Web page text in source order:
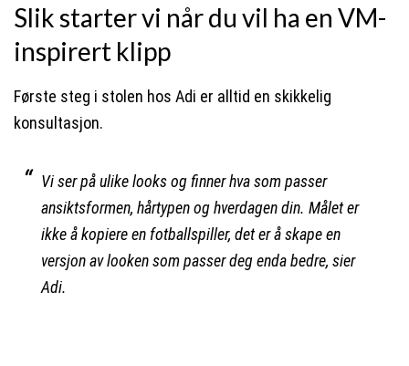
Slik starter vi når du vil ha en VM-
inspirert klipp
Første steg i stolen hos Adi er alltid en skikkelig
konsultasjon.
Vi ser på ulike looks og finner hva som passer
ansiktsformen, hårtypen og hverdagen din. Målet er
ikke å kopiere en fotballspiller, det er å skape en
versjon av looken som passer deg enda bedre, sier
Adi.